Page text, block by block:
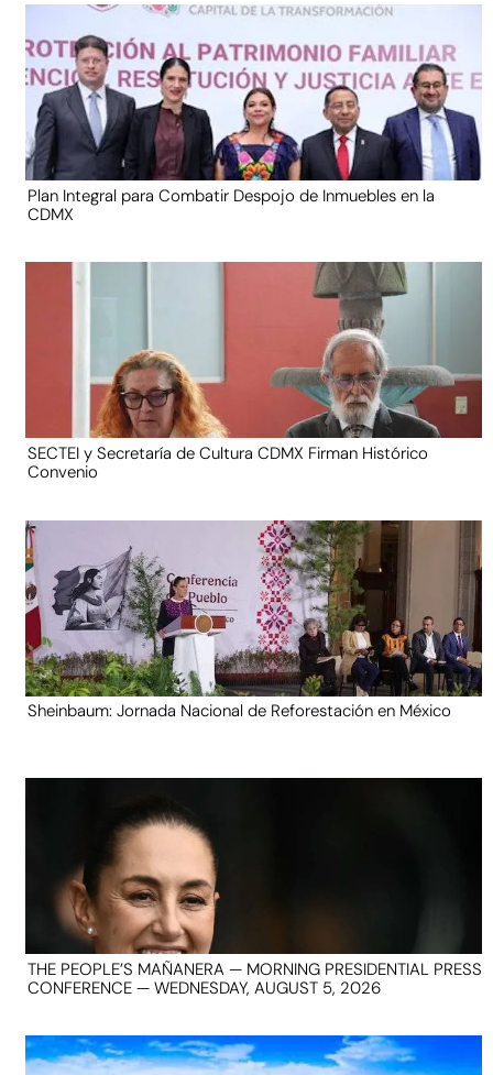
Plan Integral para Combatir Despojo de Inmuebles en la
CDMX
SECTEI y Secretaría de Cultura CDMX Firman Histórico
Convenio
Sheinbaum: Jornada Nacional de Reforestación en México
THE PEOPLE’S MAÑANERA — MORNING PRESIDENTIAL PRESS
CONFERENCE — WEDNESDAY, AUGUST 5, 2026